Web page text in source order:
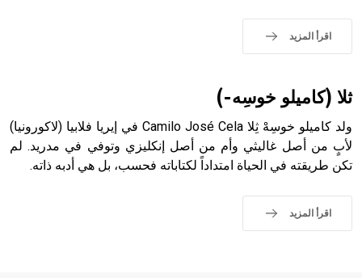
اقرأ المزيد
ثلا (كاميلو خوسِه-)
ولد كاميلو خوسِهْ ثِلا Camilo José Cela في إيريا فلابيا (لاكورونيا)
لأبٍ من أصل غاليثي وأم من أصل إنكليزي وتوفي في مدريد. لم
تكن طريقته في الحياة امتداداً لكتاباته فحسب، بل هي أدبه ذاته.
اقرأ المزيد